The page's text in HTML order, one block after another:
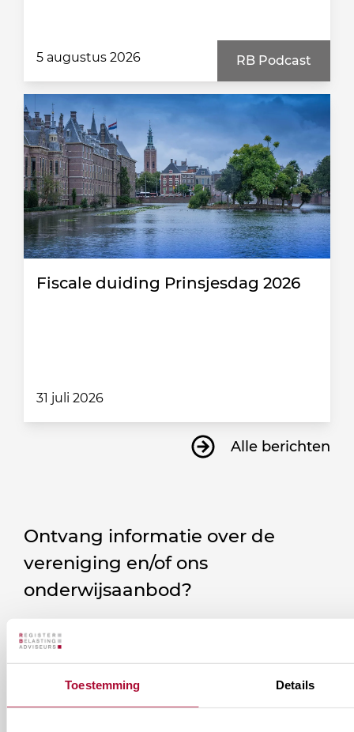
Toestemming Details
5 augustus 2026 RB Podcast
Fiscale duiding Prinsjesdag 2026
31 juli 2026
Alle berichten
Ontvang informatie over de
vereniging en/of ons
onderwijsaanbod?
Ontvang informatie m.b.t. de vereniging en/of
ons onderwijsaanbod? Schrijf je in! Ben je al lid